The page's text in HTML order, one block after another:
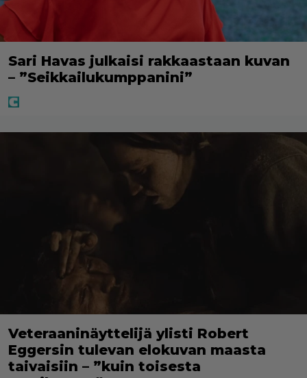
Sari Havas julkaisi rakkaastaan kuvan
– ”Seikkailukumppanini”
Veteraaninäyttelijä ylisti Robert
Eggersin tulevan elokuvan maasta
taivaisiin – ”kuin toisesta